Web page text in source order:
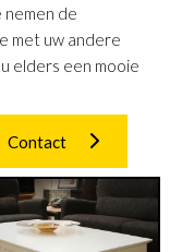
nemen de
met uw andere
elders een mooie
Contact